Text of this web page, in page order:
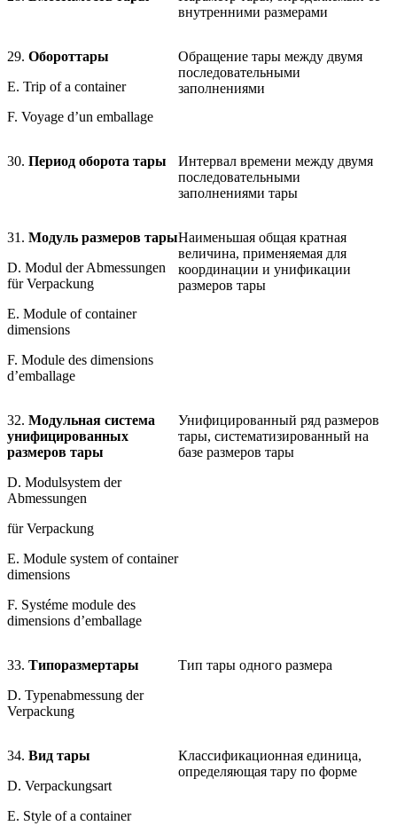
внутренними размерами
29. Обороттары
Е. Trip of a container
F. Voyage d’un emballage
Обращение тары между двумя
последовательными
заполнениями
30. Период оборота тары
Интервал времени между двумя
последовательными
заполнениями тары
31. Модуль размеров тары
D. Modul der Abmessungen
für Verpackung
E. Module of container
dimensions
F. Module des dimensions
d’emballage
Наименьшая общая кратная
величина, применяемая для
координации и унификации
размеров тары
32. Модульная система
унифицированных
размеров тары
D. Modulsystem der
Abmessungen
für Verpackung
E. Module system of container
dimensions
F. Systéme module des
dimensions d’emballage
Унифицированный ряд размеров
тары, систематизированный на
базе размеров тары
33. Типоразмертары
D. Typenabmessung der
Verpackung
Тип тары одного размера
34. Вид тары
D. Verpackungsart
E. Style of a container
Классификационная единица,
определяющая тару по форме